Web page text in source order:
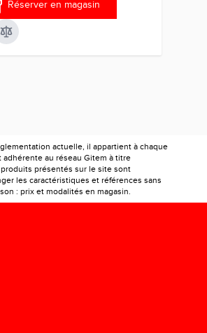
Réserver en magasin
actuelle, il appartient à chaque
au réseau Gitem à titre
présentés sur le site sont
les caractéristiques et références sans
: prix et modalités en magasin.